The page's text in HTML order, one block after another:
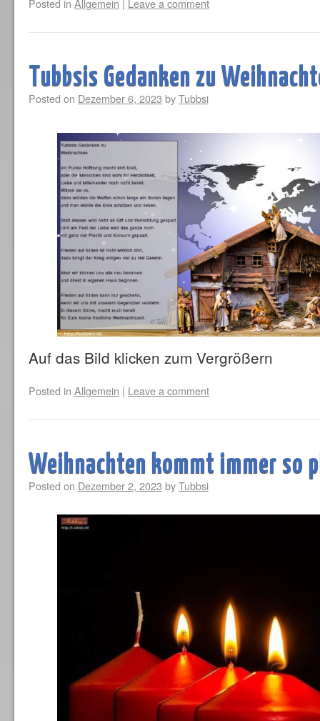
Posted in Allgemein | Leave a comment
Tubbsis Gedanken zu
Posted on Dezember 6, 2023 byTubbsi
Auf das Bild klicken zum Vergrößern
Posted in Allgemein | Leave a comment
Weihnachten kommt immer so
Posted on Dezember 2, 2023 byTubbsi